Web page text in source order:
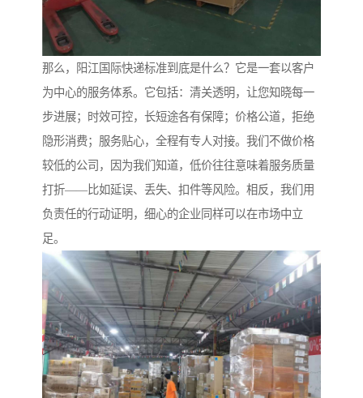
那么，阳江国际快递标准到底是什么？它是一套以客户
为中心的服务体系。它包括：清关透明，让您知晓每一
步进展；时效可控，长短途各有保障；价格公道，拒绝
隐形消费；服务贴心，全程有专人对接。我们不做价格
较低的公司，因为我们知道，低价往往意味着服务质量
打折——比如延误、丢失、扣件等风险。相反，我们用
负责任的行动证明，细心的企业同样可以在市场中立
足。